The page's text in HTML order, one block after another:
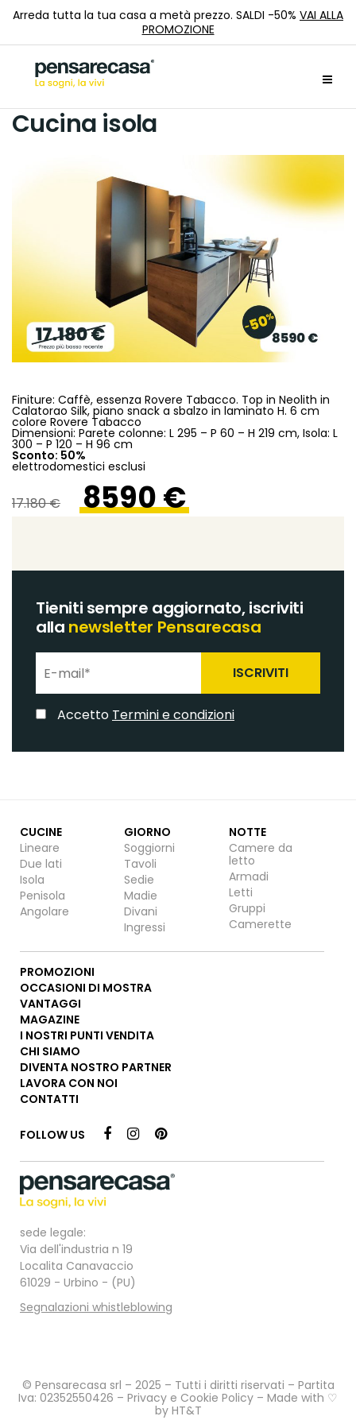
Arreda tutta la tua casa a metà prezzo. SALDI -50% VAI ALLA
PROMOZIONE
Cucina isola
Finiture: Caffè, essenza Rovere Tabacco. Top in Neolith in
Calatorao Silk, piano snack a sbalzo in laminato H. 6 cm
colore Rovere Tabacco
Dimensioni: Parete colonne: L 295 – P 60 – H 219 cm, Isola: L
300 – P 120 – H 96 cm
Sconto: 50%
elettrodomestici esclusi
17.180 € 8590 €
Tieniti sempre aggiornato, iscriviti
alla newsletter Pensarecasa
ISCRIVITI
Accetto Termini e condizioni
CUCINE
Lineare
Due lati
Isola
Penisola
Angolare
GIORNO
Soggiorni
Tavoli
Sedie
Madie
Divani
Ingressi
NOTTE
Camere da
letto
Armadi
Letti
Gruppi
Camerette
PROMOZIONI
OCCASIONI DI MOSTRA
VANTAGGI
MAGAZINE
I NOSTRI PUNTI VENDITA
CHI SIAMO
DIVENTA NOSTRO PARTNER
LAVORA CON NOI
CONTATTI
FOLLOW US
sede legale:
Via dell'industria n 19
Localita Canavaccio
61029 - Urbino - (PU)
Segnalazioni whistleblowing
© Pensarecasa srl – 2025 – Tutti i diritti riservati – Partita
Iva: 02352550426 – Privacy e Cookie Policy – Made with ♡
by HT&T